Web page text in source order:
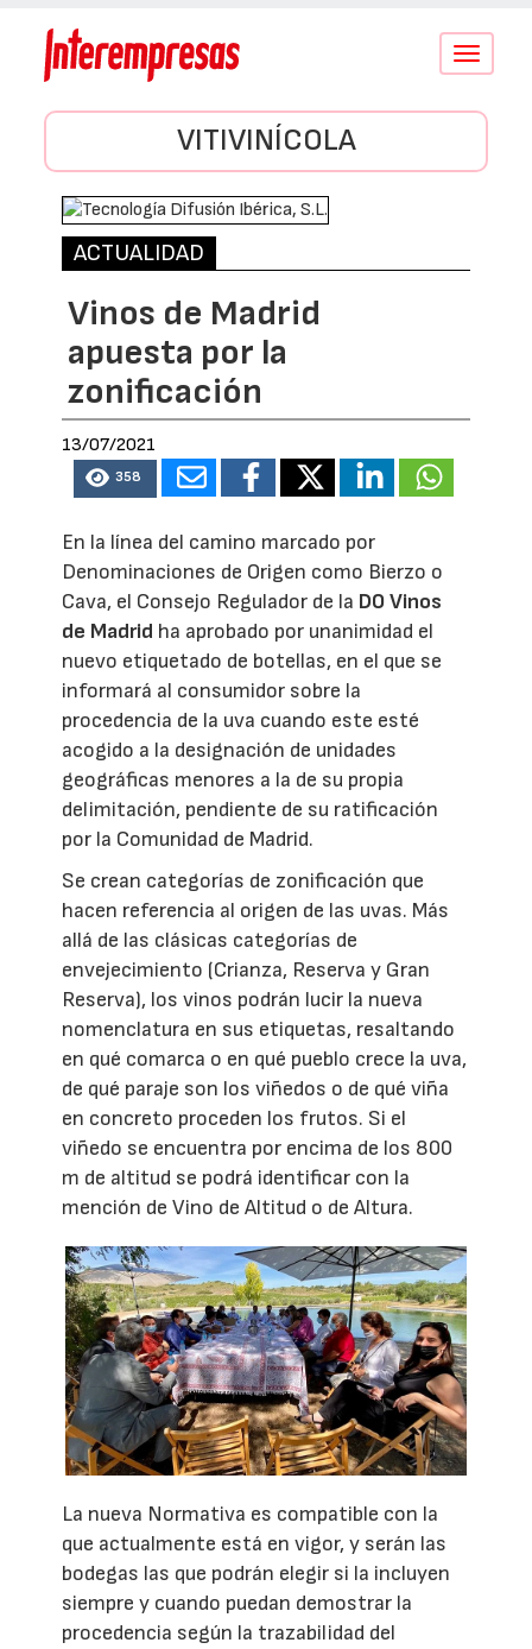
Conmutar
VITIVINÍCOLA
ACTUALIDAD
Vinos de Madrid
apuesta por la
zonificación
13/07/2021
358
En la línea del camino marcado por
Denominaciones de Origen como Bierzo o
Cava, el Consejo Regulador de la DO Vinos
de Madrid ha aprobado por unanimidad el
nuevo etiquetado de botellas, en el que se
informará al consumidor sobre la
procedencia de la uva cuando este esté
acogido a la designación de unidades
geográficas menores a la de su propia
delimitación, pendiente de su ratificación
por la Comunidad de Madrid.
Se crean categorías de zonificación que
hacen referencia al origen de las uvas. Más
allá de las clásicas categorías de
envejecimiento (Crianza, Reserva y Gran
Reserva), los vinos podrán lucir la nueva
nomenclatura en sus etiquetas, resaltando
en qué comarca o en qué pueblo crece la uva,
de qué paraje son los viñedos o de qué viña
en concreto proceden los frutos. Si el
viñedo se encuentra por encima de los 800
m de altitud se podrá identificar con la
mención de Vino de Altitud o de Altura.
La nueva Normativa es compatible con la
que actualmente está en vigor, y serán las
bodegas las que podrán elegir si la incluyen
siempre y cuando puedan demostrar la
procedencia según la trazabilidad del